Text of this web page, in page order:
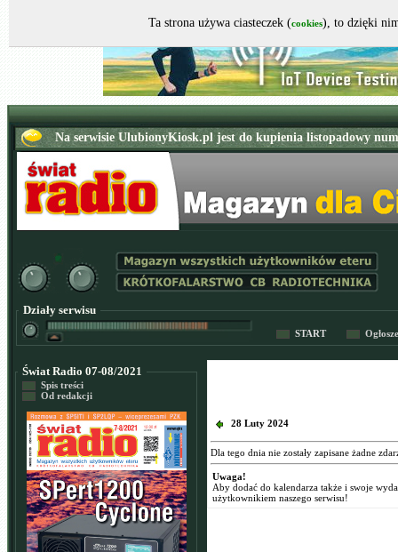
Działy serwisu
START
Świat Radio 07-08/2021
Spis treści
Od redakcji
28 Luty 2024
Dla tego dnia nie zostały zapisane żadne
Uwaga!
Aby dodać do kalendarza także i swoje
użytkownikiem naszego serwisu!
Ta strona używa ciasteczek (cookies), to dzięki